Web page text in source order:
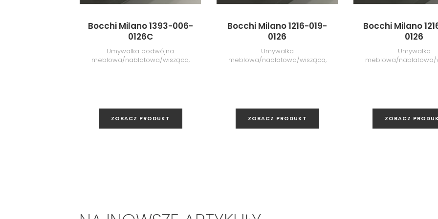
Bocchi Milano 1393-006-
0126C
Umywalka podwójna
meblowa/nablatowa/wisząca,
ZOBACZ PRODUKT
Bocchi Milano 1216-019-
0126
Umywalka
meblowa/nablatowa/wisząca,
ZOBACZ PRODUKT
Bocchi Milano
0126
Umywalka
meblowa/nablatowa/
ZOBACZ